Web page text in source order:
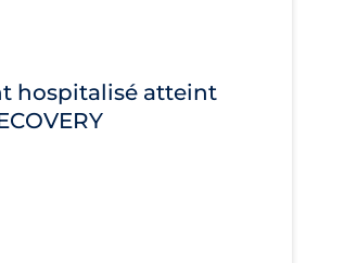
hospitalisé atteint